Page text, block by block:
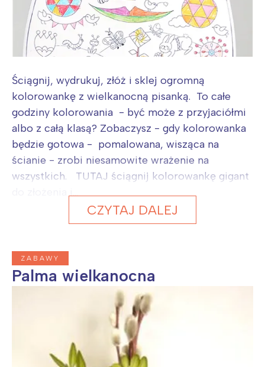
Ściągnij, wydrukuj, złóż i sklej ogromną
kolorowankę z wielkanocną pisanką. To całe
godziny kolorowania - być może z przyjaciółmi
albo z całą klasą? Zobaczysz - gdy kolorowanka
będzie gotowa - pomalowana, wisząca na
ścianie - zrobi niesamowite wrażenie na
wszystkich. TUTAJ ściągnij kolorowankę gigant
CZYTAJ DALEJ
ZABAWY
Palma wielkanocna